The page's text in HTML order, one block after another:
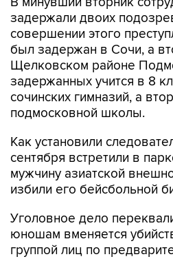
задержали двоих
совершении этого
был задержан в Сочи, а
Щелковском районе
задержанных учится в 8
сочинских гимназий, а
подмосковной школы.
Как установили
сентября встретили в
мужчину азиатской
избили его бейсбольной
Уголовное дело
юношам вменяется
группой лиц по